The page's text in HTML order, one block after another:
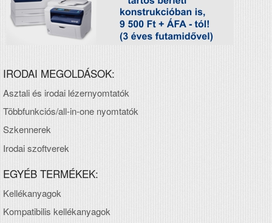
IRODAI MEGOLDÁSOK:
Asztali és irodai lézernyomtatók
Többfunkciós/all-in-one nyomtatók
Szkennerek
Irodai szoftverek
EGYÉB TERMÉKEK:
Kellékanyagok
Kompatibilis kellékanyagok